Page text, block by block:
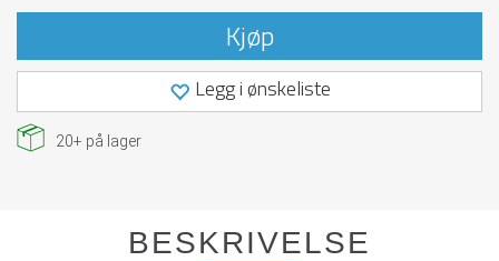
Kjøp
Legg i ønskeliste
20+ på lager
BESKRIVELSE